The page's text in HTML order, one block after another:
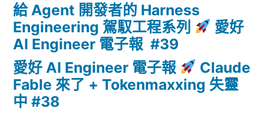
給 Agent 開發者的 Harness
Engineering 駕馭工程系列
愛好
AI Engineer 電子報 #39
愛好 AI Engineer 電子報
Claude
Fable 來了 + Tokenmaxxing 失靈
中 #38